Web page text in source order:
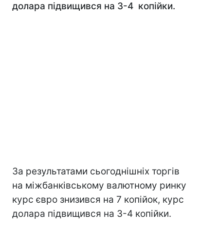
долара підвищився на 3-4 копійки.
За результатами сьогоднішніх торгів
на міжбанківському валютному ринку
курс євро знизився на 7 копійок, курс
долара підвищився на 3-4 копійки.